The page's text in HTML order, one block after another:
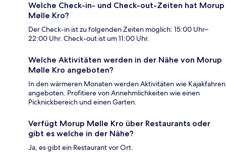
Welche Check-in- und Check-out-Zeiten hat Morup
Mølle Kro?
Der Check-in ist zu folgenden Zeiten möglich: 15:00 Uhr–
22:00 Uhr. Check-out ist um 11:00 Uhr.
Welche Aktivitäten werden in der Nähe von Morup
Mølle Kro angeboten?
In den wärmeren Monaten werden Aktivitäten wie Kajakfahren
angeboten. Profitiere von Annehmlichkeiten wie einen
Picknickbereich und einen Garten.
Verfügt Morup Mølle Kro über Restaurants oder
gibt es welche in der Nähe?
Ja, es gibt ein Restaurant vor Ort.